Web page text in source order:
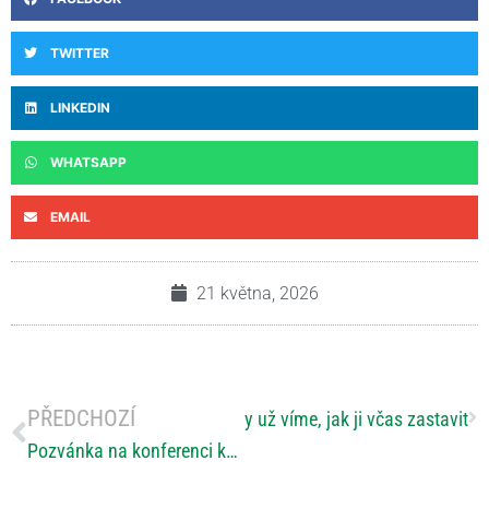
TWITTER
LINKEDIN
WHATSAPP
EMAIL
21 května, 2026
PŘEDCHOZÍ
Pozvánka na konferenci ke Světovému dni roztroušené sklerózy 2026 v Klimkovicích
skleróza nikdy nespí, ale my už víme, jak ji včas zastavit